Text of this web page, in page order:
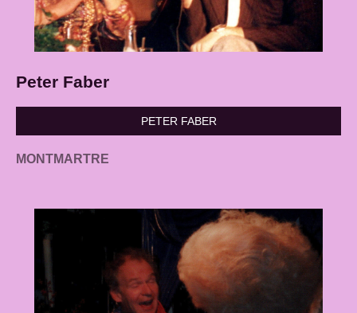
Peter Faber
PETER FABER
MONTMARTRE